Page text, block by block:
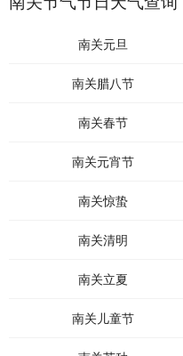
南关元旦
南关腊八节
南关春节
南关元宵节
南关惊蛰
南关清明
南关立夏
南关儿童节